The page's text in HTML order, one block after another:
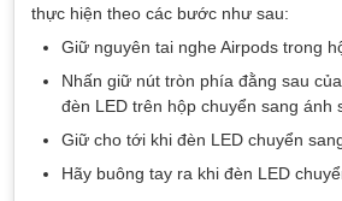
thực hiện theo các bước như sau:
Giữ nguyên tai nghe Airpods trong
Nhấn giữ nút tròn phía đằng sau
đèn LED trên hộp chuyển sang ánh
Giữ cho tới khi đèn LED chuyển
Hãy buông tay ra khi đèn LED